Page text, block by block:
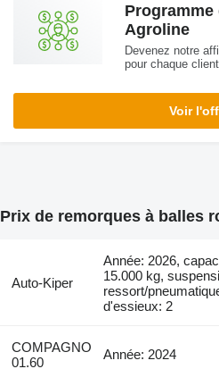
Agroline
Devenez notre
pour chaque
Voir
Prix de remorques à balles
Auto-Kiper
Année: 2026,
15.000 kg,
ressort/
d'essieux: 2
COMPAGNO
01.60
Année: 2024